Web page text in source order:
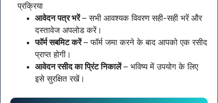
आवेदन पत्र भरें– सभी आवश्यक विवरण सही-सही भरें और
दस्तावेज अपलोड करें।
फॉर्म सबमिट करें– फॉर्म जमा करने के बाद आपको एक रसीद
प्राप्त होगी।
आवेदन रसीद का प्रिंट निकालें– भविष्य में उपयोग के लिए
इसे सुरक्षित रखें।